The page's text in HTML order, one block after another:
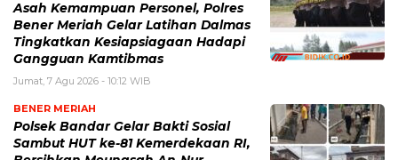
Asah Kemampuan Personel, Polres
Bener Meriah Gelar Latihan Dalmas
Tingkatkan Kesiapsiagaan Hadapi
Gangguan Kamtibmas
Jumat, 7 Agu 2026 - 10:12 WIB
BENER MERIAH
Polsek Bandar Gelar Bakti Sosial
Sambut HUT ke-81 Kemerdekaan RI,